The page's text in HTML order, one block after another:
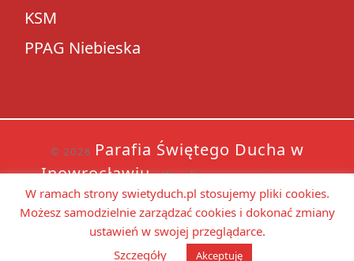
KSM
PPAG Niebieska
© 2026 Parafia Świętego Ducha w
Inowrocławiu– Wszelkie prawa zastrzeżone
WP – Zaprojektowano z Motyw Customizr
W ramach strony swietyduch.pl stosujemy pliki cookies.
Możesz samodzielnie zarządzać cookies i dokonać zmiany
ustawień w swojej przeglądarce.
Szczegóły
Akceptuję